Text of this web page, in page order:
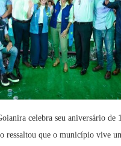
celebra seu aniversário de
ressaltou que o município vive